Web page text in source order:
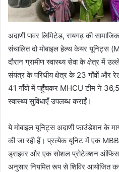
अदाणी पावर लिमिटेड, रायगढ़ की
संचालित दो मोबाइल हेल्थ केयर यूनिट्स
दौरान ग्रामीण स्वास्थ्य सेवा के क्षेत्र में
संयंत्र के परिधीय क्षेत्र के 23 गाँवों और
41 गाँवों में पहुँचकर MHCU टीम ने
स्वास्थ्य सुविधाएँ उपलब्ध कराईं।
ये मोबाइल यूनिट्स अदाणी फाउंडेशन के
की जा रही हैं। प्रत्येक यूनिट में एक
ड्राइवर और एक सोशल प्रोटेक्शन ऑफिसर
अनुसार नियमित रूप से शिविर आयोजित कर